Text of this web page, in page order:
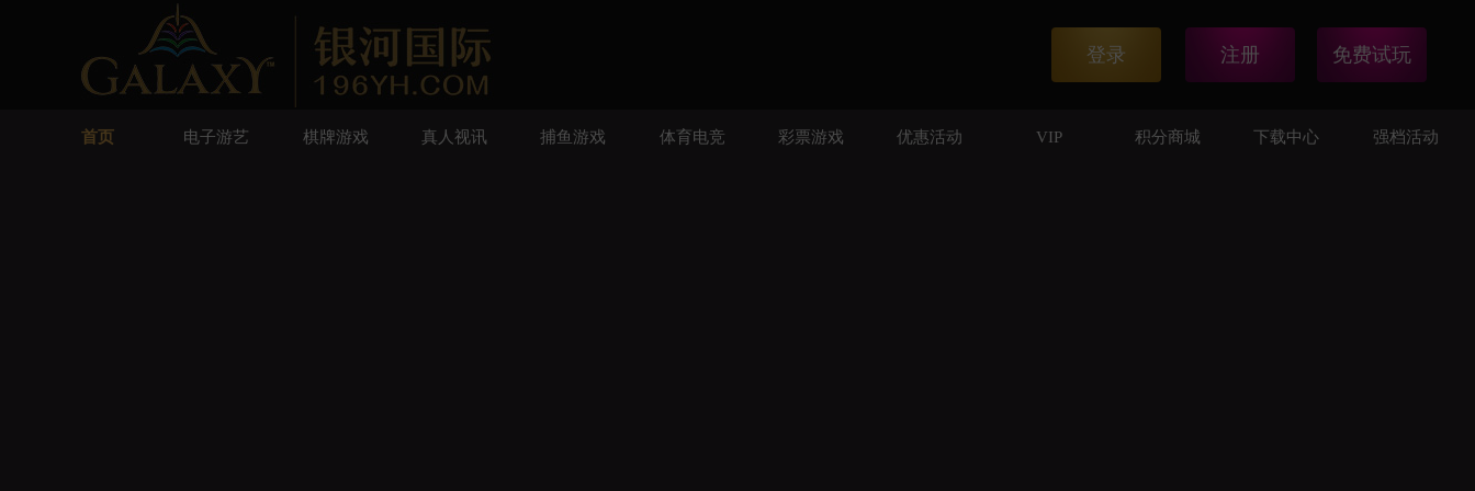
首页 电子游艺 棋牌游戏 真人视讯 捕鱼游戏 体育电竞 彩票游戏 优惠活动 VIP 积分商城 下载中心 强档活动
登录 注册 免费试玩